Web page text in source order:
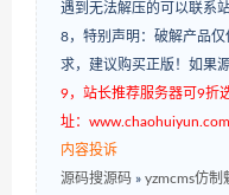
遇到无法解压的可以联系
8，特别声明：破解产品
求，建议购买正版！如果
9，站长推荐服务器可9折
址：www.chaohuiyun.com
内容投诉
源码搜源码 » yzmcms仿制